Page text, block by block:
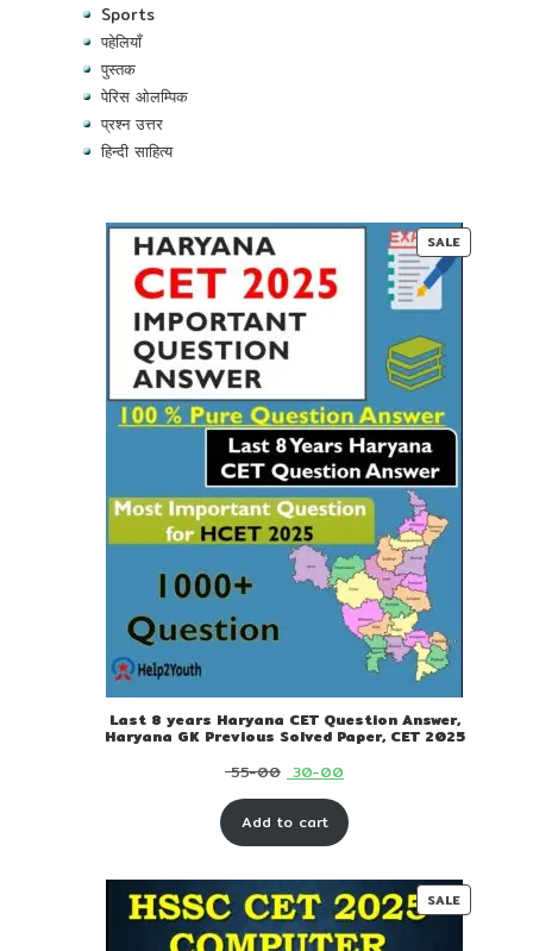
Sports
पहेलियाँ
पुस्तक
पेरिस ओलम्पिक
प्रश्न उत्तर
हिन्दी साहित्य
SALE
Last 8 years Haryana CET Question Answer,
Haryana GK Previous Solved Paper, CET 2025
55-00 Original
price
was:
00.
30-00Current
price
is:
00.
Add to cart
SALE